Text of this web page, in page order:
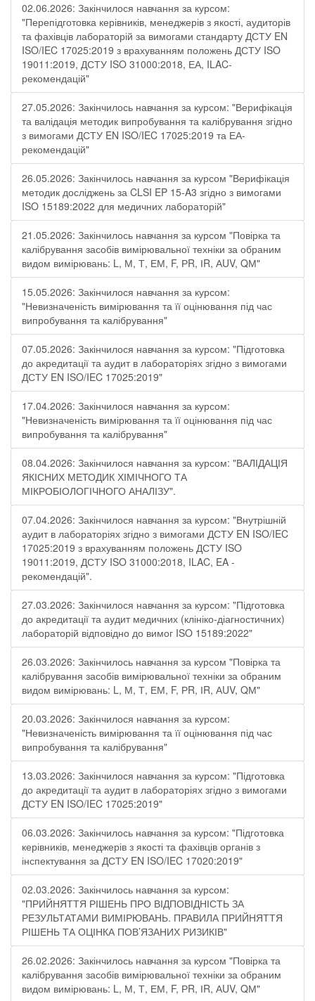
02.06.2026: Закінчилося навчання за курсом:
"Перепідготовка керівників, менеджерів з якості, аудиторів
та фахівців лабораторій за вимогами стандарту ДСТУ EN
ISO/IEC 17025:2019 з врахуванням положень ДСТУ ISO
19011:2019, ДСТУ ISO 31000:2018, ЕА, ILAC-
рекомендацій"
27.05.2026: Закінчилось навчання за курсом: "Верифікація
та валідація методик випробування та калібрування згідно
з вимогами ДСТУ EN ISO/IEC 17025:2019 та ЕА-
рекомендацій"
26.05.2026: Закінчилось навчання за курсом "Верифікація
методик досліджень за CLSI EP 15-A3 згідно з вимогами
ISO 15189:2022 для медичних лабораторій"
21.05.2026: Закінчилось навчання за курсом "Повірка та
калібрування засобів вимірювальної техніки за обраним
видом вимірювань: L, М, Т, ЕМ, F, РR, ІR, АUV, QМ"
15.05.2026: Закінчилося навчання за курсом:
"Невизначеність вимірювання та її оцінювання під час
випробування та калібрування"
07.05.2026: Закінчилося навчання за курсом: "Підготовка
до акредитації та аудит в лабораторіях згідно з вимогами
ДСТУ EN ISO/IEC 17025:2019"
17.04.2026: Закінчилося навчання за курсом:
"Невизначеність вимірювання та її оцінювання під час
випробування та калібрування"
08.04.2026: Закінчилося навчання за курсом: "ВАЛІДАЦІЯ
ЯКІСНИХ МЕТОДИК ХІМІЧНОГО ТА
МІКРОБІОЛОГІЧНОГО АНАЛІЗУ".
07.04.2026: Закінчилося навчання за курсом: "Внутрішній
аудит в лабораторіях згідно з вимогами ДСТУ EN ISO/IEC
17025:2019 з врахуванням положень ДСТУ ISO
19011:2019, ДСТУ ISO 31000:2018, ILAC, EA -
рекомендацій".
27.03.2026: Закінчилося навчання за курсом: "Підготовка
до акредитації та аудит медичних (клініко-діагностичних)
лабораторій відповідно до вимог ISO 15189:2022"
26.03.2026: Закінчилось навчання за курсом "Повірка та
калібрування засобів вимірювальної техніки за обраним
видом вимірювань: L, М, Т, ЕМ, F, РR, ІR, АUV, QМ"
20.03.2026: Закінчилося навчання за курсом:
"Невизначеність вимірювання та її оцінювання під час
випробування та калібрування"
13.03.2026: Закінчилося навчання за курсом: "Підготовка
до акредитації та аудит в лабораторіях згідно з вимогами
ДСТУ EN ISO/IEC 17025:2019"
06.03.2026: Закінчилось навчання за курсом: "Підготовка
керівників, менеджерів з якості та фахівців органів з
інспектування за ДСТУ EN ISO/IEC 17020:2019"
02.03.2026: Закінчилось навчання за курсом:
"ПРИЙНЯТТЯ РІШЕНЬ ПРО ВІДПОВІДНІСТЬ ЗА
РЕЗУЛЬТАТАМИ ВИМІРЮВАНЬ. ПРАВИЛА ПРИЙНЯТТЯ
РІШЕНЬ ТА ОЦІНКА ПОВ’ЯЗАНИХ РИЗИКІВ"
26.02.2026: Закінчилось навчання за курсом "Повірка та
калібрування засобів вимірювальної техніки за обраним
видом вимірювань: L, М, Т, ЕМ, F, РR, ІR, АUV, QМ"